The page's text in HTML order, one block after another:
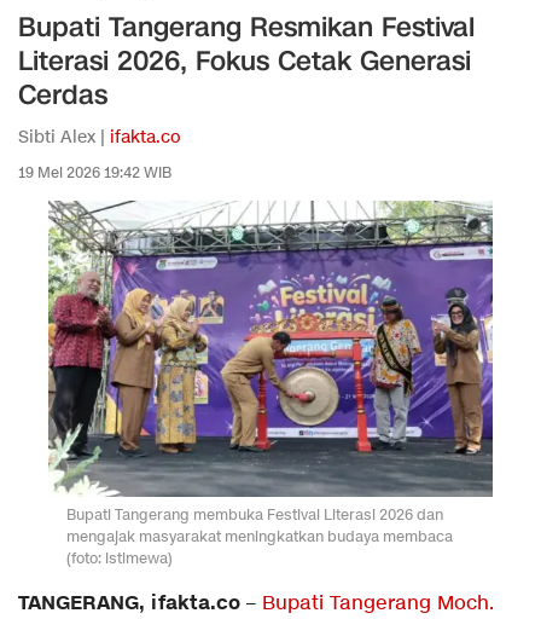
Bupati Tangerang Resmikan Festival
Literasi 2026, Fokus Cetak Generasi
Cerdas
Sibti Alex | ifakta.co
19 Mei 2026 19:42 WIB
Bupati Tangerang membuka Festival Literasi 2026 dan
mengajak masyarakat meningkatkan budaya membaca
(foto: istimewa)
TANGERANG, ifakta.co – Bupati Tangerang Moch.